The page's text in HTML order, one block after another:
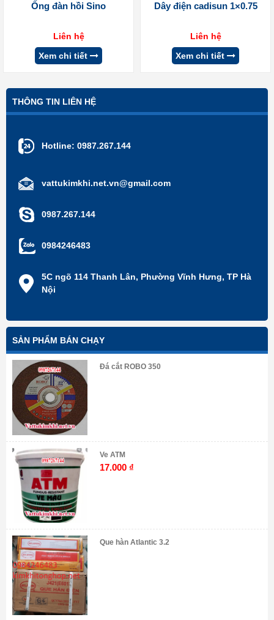
Ống đàn hồi Sino
Liên hệ
Xem chi tiết
Dây điện cadisun 1×0.75
Liên hệ
Xem chi tiết
THÔNG TIN LIÊN HỆ
Hotline: 0987.267.144
vattukimkhi.net.vn@gmail.com
0987.267.144
0984246483
5C ngõ 114 Thanh Lân, Phường Vĩnh Hưng, TP Hà
Nội
SẢN PHẨM BÁN CHẠY
Đá cắt ROBO 350
Ve ATM
17.000 ₫
Que hàn Atlantic 3.2